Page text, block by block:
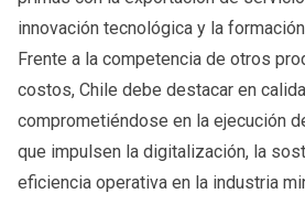
innovación tecnológica y la
Frente a la competencia de otros
costos, Chile debe destacar en
comprometiéndose en la ejecución
que impulsen la digitalización, la
eficiencia operativa en la industria